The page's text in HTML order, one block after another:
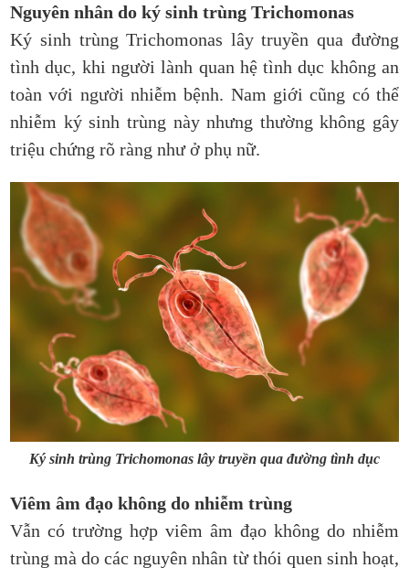
Nguyên nhân do ký sinh trùng Trichomonas
Ký sinh trùng Trichomonas lây truyền qua đường
tình dục, khi người lành quan hệ tình dục không an
toàn với người nhiễm bệnh. Nam giới cũng có thể
nhiễm ký sinh trùng này nhưng thường không gây
triệu chứng rõ ràng như ở phụ nữ.
Ký sinh trùng Trichomonas lây truyền qua đường tình dục
Viêm âm đạo không do nhiễm trùng
Vẫn có trường hợp viêm âm đạo không do nhiễm
trùng mà do các nguyên nhân từ thói quen sinh hoạt,